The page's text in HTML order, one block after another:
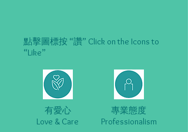
點擊圖標按 “讚” Click on the Icons to
“Like”
有愛心
Love & Care
專業態度
Professionalism